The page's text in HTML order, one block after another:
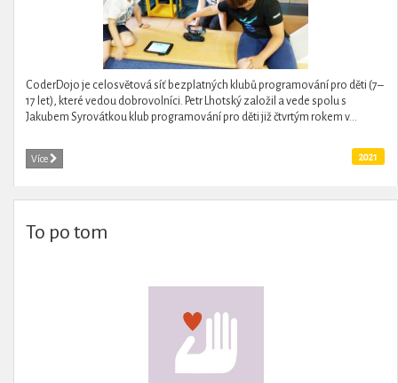
CoderDojo je celosvětová síť bezplatných klubů programování pro děti (7–
17 let), které vedou dobrovolníci. Petr Lhotský založil a vede spolu s
Jakubem Syrovátkou klub programování pro děti již čtvrtým rokem v...
Více 2021
To po tom